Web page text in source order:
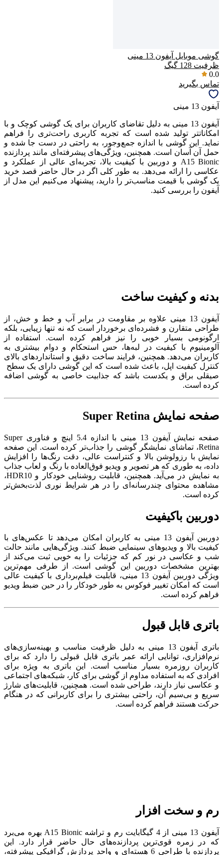
گوشی موبایل آیفون 13 مینی
ظرفیت 128 گیگ
0.0
تماس بگیرید
آیفون 13 مینی
آیفون 13 مینی به دلیل تقاضای کاربران برای یک گوشی کوچک و با
امکانات‎تر تولید شده است که تجربه کاربری راحت‌تری را فراهم
نماید. این گوشی با اندازه جمع‌وجور، به راحتی در دست جا شده و
حمل آن آسان است. همچنین، ویژگی‌های پیشرفته‌ای مانند پردازنده
A15 Bionic و دوربین با کیفیت بالا، تجربه‌ای عالی از عملکرد و
عکاسی را ارائه می‌دهد. به طور کلی اگر در حال حاضر قصد خرید
یک گوشی با قیمت مناسب‌تر را دارید، پیشنهاد می‌کنیم این مدل از
آیفون را بررسی کنید.
بدنه و کیفیت ساخت
آیفون 13 مینی علاوه بر مقاومت در برابر آب و خط و خش، از
طراحی متقارن و فشرده‌ای برخوردار است که نه تنها زیبایی، بلکه
ارگونومی بسیار خوبی را نیز فراهم کرده است. استفاده از
آلومینیوم با کیفیت در لبه‌ها، حس استحکام و دوام بیشتری به
کاربران می‌دهد. همچنین، فرایند ساخت دقیق و استانداردهای بالای
کنترل کیفیت اپل، باعث شده است که این گوشی دارای یک سطح
صیقلی براق و یکدست باشد که جذابیت خاصی به گوشی اضافه
کرده است.
صفحه نمایش Super Retina
صفحه نمایش آیفون 13 مینی با اندازه 5.4 اینچ و فناوری Super
Retina، تماشای نمایشگر گوشی را جذاب‌تر کرده است. این صفحه
نمایش با رزولوشن بالا و کنتراست عالی، دقت رنگ‌ها را افزایش
داده، به طوری که هر تصویر و ویدیو فوق‌العاده با رنگ و لعاب جذاب
به نمایش در می‌آید. همچنین، قابلیت روشنایی خودکار و HDR10،
مشاهده محتوای چندرسانه‌ای را در هر شرایط نوری لذت‌بخش‌تر
کرده است.
دوربین باکیفیت
دوربین آیفون 13 مینی به کاربران امکان می‌دهد تا عکس‌های با
کیفیت بالا و ویدیوهای سینمایی ضبط کنند. ویژگی‌هایی مانند حالت
شب و عکاسی در نور کم که جزئیات را به خوبی ثبت می‌کند از
بهترین مشخصات دوربین این گوشی است. از طرفی مهم‌ترین
ویژگی دوربین آیفون 13 مینی، قابلیت فیلم‌برداری با کیفیت عالی
است که امکان تغییر فوکوس به ‌طور خودکار را در حین ضبط ویدیو
فراهم کرده است.
باتری قابل قبول
باتری آیفون 13 مینی به دلیل ظرفیت مناسب و بهینه‌سازی‌های
نرم‌افزاری، توانایی ارائه عمر باتری قابل قبولی را دارد که برای
کاربران روزمره بسیار مناسب است. این باتری به‌ ویژه برای
افرادی که به استفاده مداوم از گوشی برای کار، شبکه‌های اجتماعی
و عکاسی نیاز دارند، طراحی شده است. همچنین، قابلیت‌های شارژ
سریع و بی‌سیم آن، راحتی بیشتری را برای کاربرانی که در هنگام
حرکت هستند فراهم کرده است.
رم و سخت افزار
آیفون 13 مینی از 4 گیگابایت رم و تراشه A15 Bionic بهره می‌برد
که در زمره قوی‌ترین پردازنده‌های حال حاضر قرار دارد. این
پردازنده با طراحی 6 هسته‌ای و واحد پردازش گرافیکی پیشرفته،